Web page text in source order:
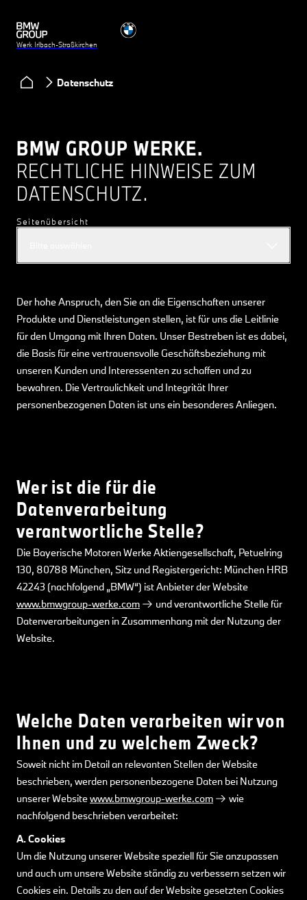
Werk Irlbach-Straßkirchen
Datenschutz
BMW GROUP WERKE.
RECHTLICHE HINWEISE ZUM
DATENSCHUTZ.
Seitenübersicht
Der hohe Anspruch, den Sie an die Eigenschaften unserer
Produkte und Dienstleistungen stellen, ist für uns die Leitlinie
für den Umgang mit Ihren Daten. Unser Bestreben ist es dabei,
die Basis für eine vertrauensvolle Geschäftsbeziehung mit
unseren Kunden und Interessenten zu schaffen und zu
bewahren. Die Vertraulichkeit und Integrität Ihrer
personenbezogenen Daten ist uns ein besonderes Anliegen.
Wer ist die für die
Datenverarbeitung
verantwortliche Stelle?
Die Bayerische Motoren Werke Aktiengesellschaft, Petuelring
130, 80788 München, Sitz und Registergericht: München HRB
42243 (nachfolgend „BMW“) ist Anbieter der Website
www.bmwgroup-werke.com
und verantwortliche Stelle für
Datenverarbeitungen in Zusammenhang mit der Nutzung der
Website.
Welche Daten verarbeiten wir von
Ihnen und zu welchem Zweck?
Soweit nicht im Detail an relevanten Stellen der Website
beschrieben, werden personenbezogene Daten bei Nutzung
unserer Websitewww.bmwgroup-werke.com
wie
nachfolgend beschrieben verarbeitet:
A. Cookies
Um die Nutzung unserer Website speziell für Sie anzupassen
und auch um unsere Website ständig zu verbessern setzen wir
Cookies ein. Details zu den auf der Website gesetzten Cookies